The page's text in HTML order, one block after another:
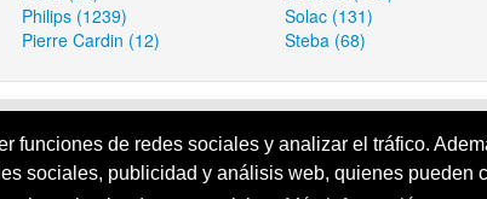
funciones de redes sociales y analizar el tráfico.
sociales, publicidad y análisis web, quienes pueden
Philips (1239)
Pierre Cardin (12)
Solac (131)
Steba (68)
Inc. Productos de Amazon™'s service is intended to